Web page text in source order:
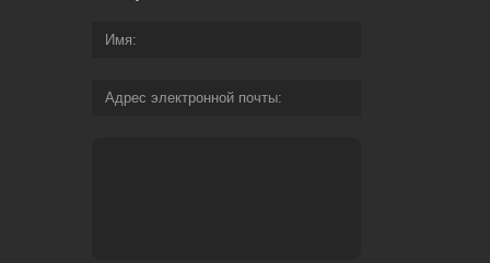
Имя
Адрес электронной почты